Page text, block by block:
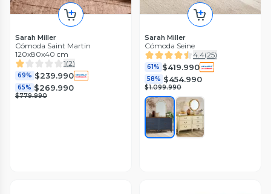
Sarah Miller
Cómoda Saint Martin
120x80x40 cm
1(2)
69% $239.990
65% $269.990
$779.990
Sarah Miller
Cómoda Seine
4.4(25)
61% $419.990
58% $454.990
$1.099.990